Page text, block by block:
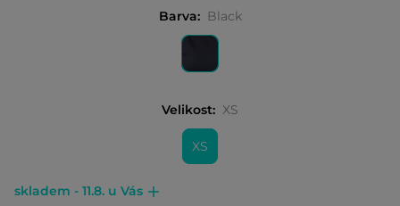
Barva: Black
Velikost: XS
XS
skladem - 11.8. u Vás